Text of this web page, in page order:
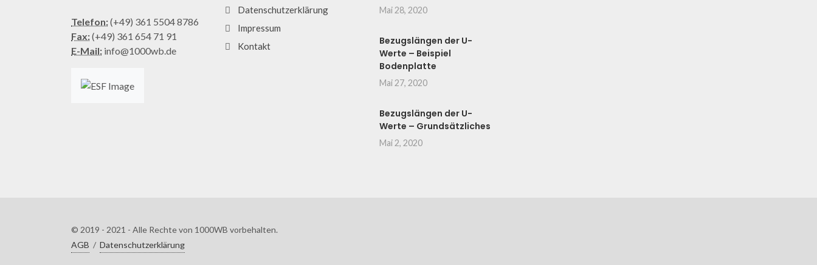
Telefon:(+49) 361 5504 8786
Fax:(+49) 361 654 71 91
E-Mail: info@1000wb.de
Datenschutzerklärung
Impressum
Kontakt
Mai 28, 2020
Bezugslängen der U-
Werte – Beispiel
Bodenplatte
Mai 27, 2020
Bezugslängen der U-
Werte – Grundsätzliches
Mai 2, 2020
© 2019 - 2021 - Alle Rechte von 1000WB vorbehalten.
AGB / Datenschutzerklärung